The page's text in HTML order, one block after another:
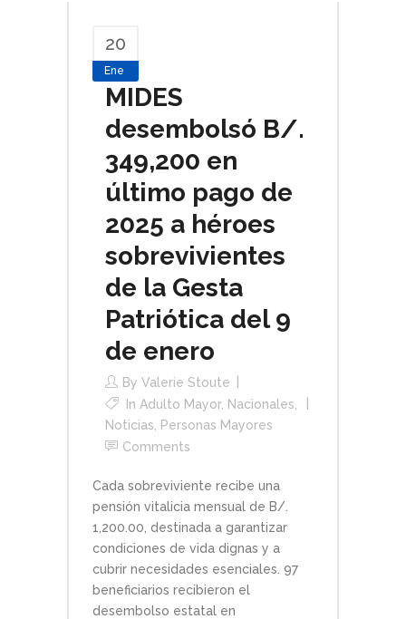
20
Ene
MIDES
desembolsó B/.
349,200 en
último pago de
2025 a héroes
sobrevivientes
de la Gesta
Patriótica del 9
de enero
By Valerie Stoute
In Adulto Mayor, Nacionales
Noticias
Personas Mayores
Comments
Cada sobreviviente recibe una
pensión vitalicia mensual de B/.
1,200.00, destinada a garantizar
condiciones de vida dignas y a
cubrir necesidades esenciales. 97
beneficiarios recibieron el
desembolso estatal en